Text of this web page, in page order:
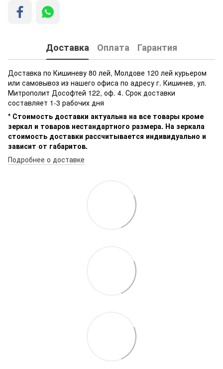
Доставка Оплата Гарантия
Доставка по Кишиневу 80 лей, Молдове 120 лей курьером
или самовывоз из нашего офиса по адресу г. Кишинев, ул.
Митрополит Дософтей 122, оф. 4. Срок доставки
составляет 1-3 рабочих дня
* Стоимость доставки актуальна на все товары кроме
зеркал и товаров нестандартного размера. На зеркала
стоимость доставки рассчитывается индивидуально и
зависит от габаритов.
Подробнее о доставке